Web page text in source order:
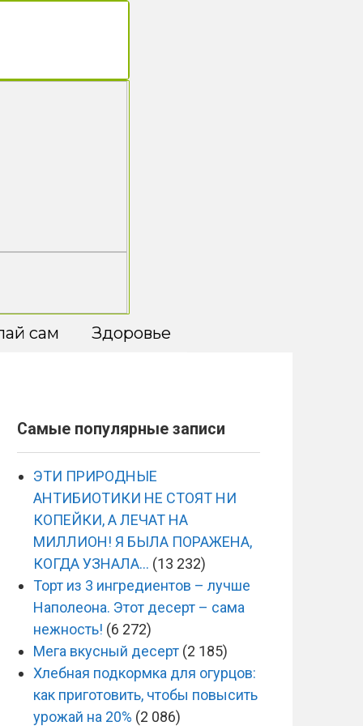
сам Здоровье
Самые популярные записи
ЭТИ ПРИРОДНЫЕ
АНТИБИОТИКИ НЕ СТОЯТ НИ
КОПЕЙКИ, А ЛЕЧАТ НА
МИЛЛИОН! Я БЫЛА ПОРАЖЕНА,
КОГДА УЗНАЛА… (13 232)
Торт из 3 ингредиентов – лучше
Наполеона. Этот десерт – сама
нежность! (6 272)
Мега вкусный десерт (2 185)
Хлебная подкормка для огурцов:
как приготовить, чтобы повысить
урожай на 20% (2 086)